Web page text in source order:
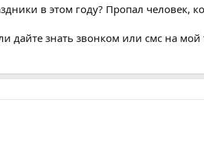
в этом году? Пропал человек,
дайте знать звонком или смс на